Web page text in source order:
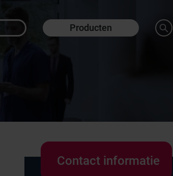
Producten
Contact informatie